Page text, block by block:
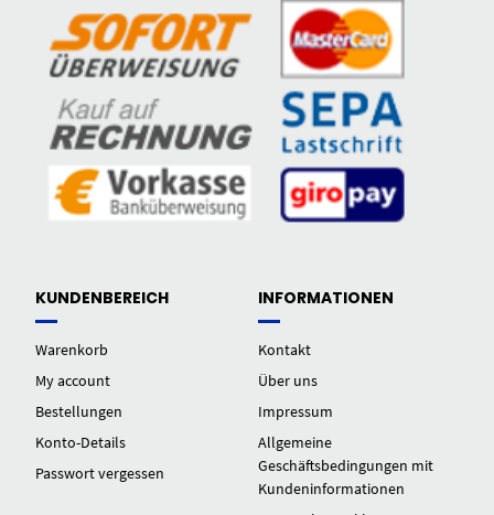
KUNDENBEREICH
Warenkorb
My account
Bestellungen
Konto-Details
Passwort vergessen
INFORMATIONEN
Kontakt
Über uns
Impressum
Allgemeine
Geschäftsbedingungen mit
Kundeninformationen